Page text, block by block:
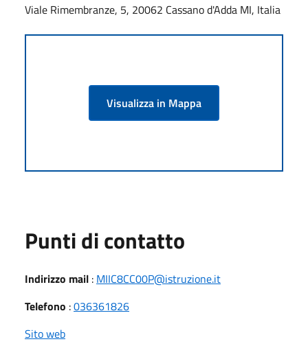
Viale Rimembranze, 5, 20062 Cassano d'Adda MI, Italia
Visualizza in Mappa
Punti di contatto
Indirizzo mail : MIIC8CC00P@istruzione.it
Telefono :036361826
Sito web